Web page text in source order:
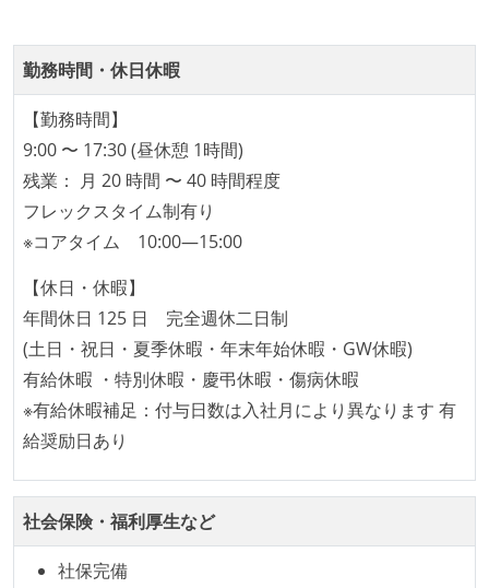
メンバーの多様性
開発メンバーの新卒採用を実施している
勤務時間・休日休暇
【勤務時間】
9:00 〜 17:30 (昼休憩 1時間)
残業： 月 20 時間 〜 40 時間程度
フレックスタイム制有り
※コアタイム 10:00―15:00
【休日・休暇】
年間休日 125 日 完全週休二日制
(土日・祝日・夏季休暇・年末年始休暇・GW休暇)
有給休暇 ・特別休暇・慶弔休暇・傷病休暇
※有給休暇補足：付与日数は入社月により異なります 有
給奨励日あり
社会保険・福利厚生など
社保完備